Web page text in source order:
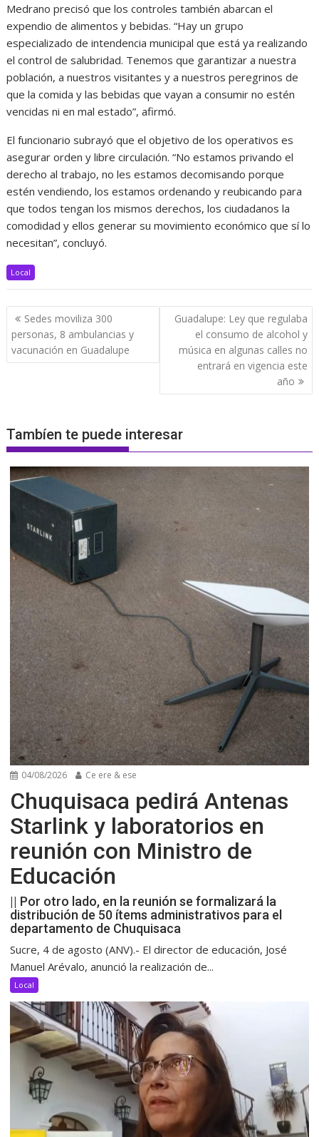
Medrano precisó que los controles también abarcan el
expendio de alimentos y bebidas. “Hay un grupo
especializado de intendencia municipal que está ya realizando
el control de salubridad. Tenemos que garantizar a nuestra
población, a nuestros visitantes y a nuestros peregrinos de
que la comida y las bebidas que vayan a consumir no estén
vencidas ni en mal estado”, afirmó.
El funcionario subrayó que el objetivo de los operativos es
asegurar orden y libre circulación. “No estamos privando el
derecho al trabajo, no les estamos decomisando porque
estén vendiendo, los estamos ordenando y reubicando para
que todos tengan los mismos derechos, los ciudadanos la
comodidad y ellos generar su movimiento económico que sí lo
necesitan”, concluyó.
Local
Navegación
de
entradas
Sedes moviliza 300
personas, 8 ambulancias y
vacunación en Guadalupe
Guadalupe: Ley que regulaba
el consumo de alcohol y
música en algunas calles no
entrará en vigencia este
año
Tambíen te puede interesar
04/08/2026 Ce ere & ese
Chuquisaca pedirá Antenas
Starlink y laboratorios en
reunión con Ministro de
Educación
|| Por otro lado, en la reunión se formalizará la
distribución de 50 ítems administrativos para el
departamento de Chuquisaca
Sucre, 4 de agosto (ANV).- El director de educación, José
Manuel Arévalo, anunció la realización de...
Local